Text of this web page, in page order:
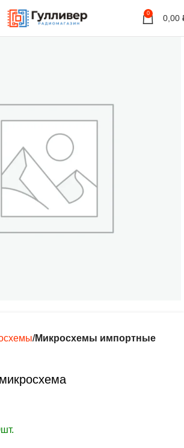
0 0,00
Микросхемы импортные